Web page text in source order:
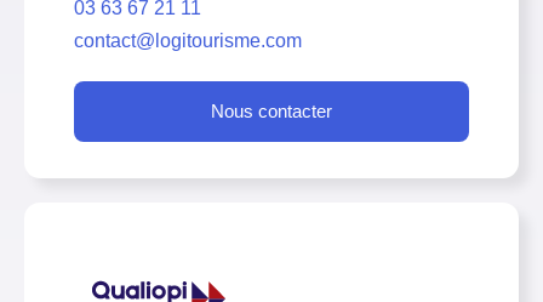
03 63 67 21 11
contact@logitourisme.com
Nous contacter